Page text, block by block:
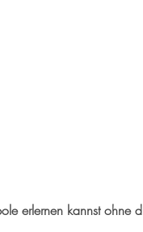
erlernen kannst ohne